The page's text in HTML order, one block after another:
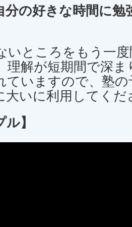
分の好きな時間に
いところをもう一
理解が短期間で深
ていますので、塾
大いに利用してくだ
】